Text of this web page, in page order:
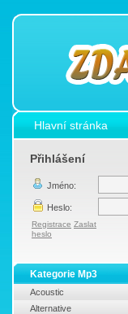
Hlavní stránka
Přihlášení
Jméno:
Heslo:
Registrace Zaslat
heslo
Kategorie Mp3
Acoustic
Alternative